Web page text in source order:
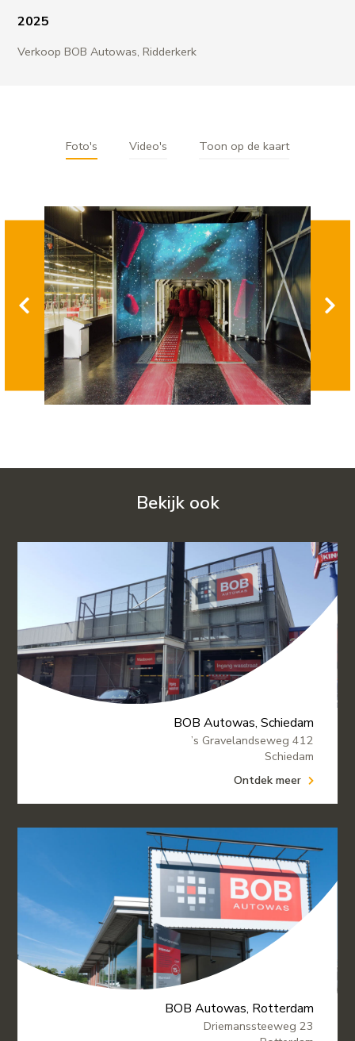
2025
Verkoop BOB Autowas, Ridderkerk
Foto's Video's Toon op de kaart
Bekijk ook
BOB Autowas, Schiedam
’s Gravelandseweg 412
Schiedam
Ontdek meer
BOB Autowas, Rotterdam
Driemanssteeweg 23